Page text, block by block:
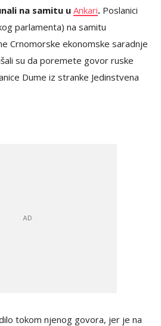
na samitu u Ankari. Poslanici
parlamenta) na samitu
Crnomorske ekonomske saradnje
su da poremete govor ruske
Dume iz stranke Jedinstvena
tokom njenog govora, jer je na